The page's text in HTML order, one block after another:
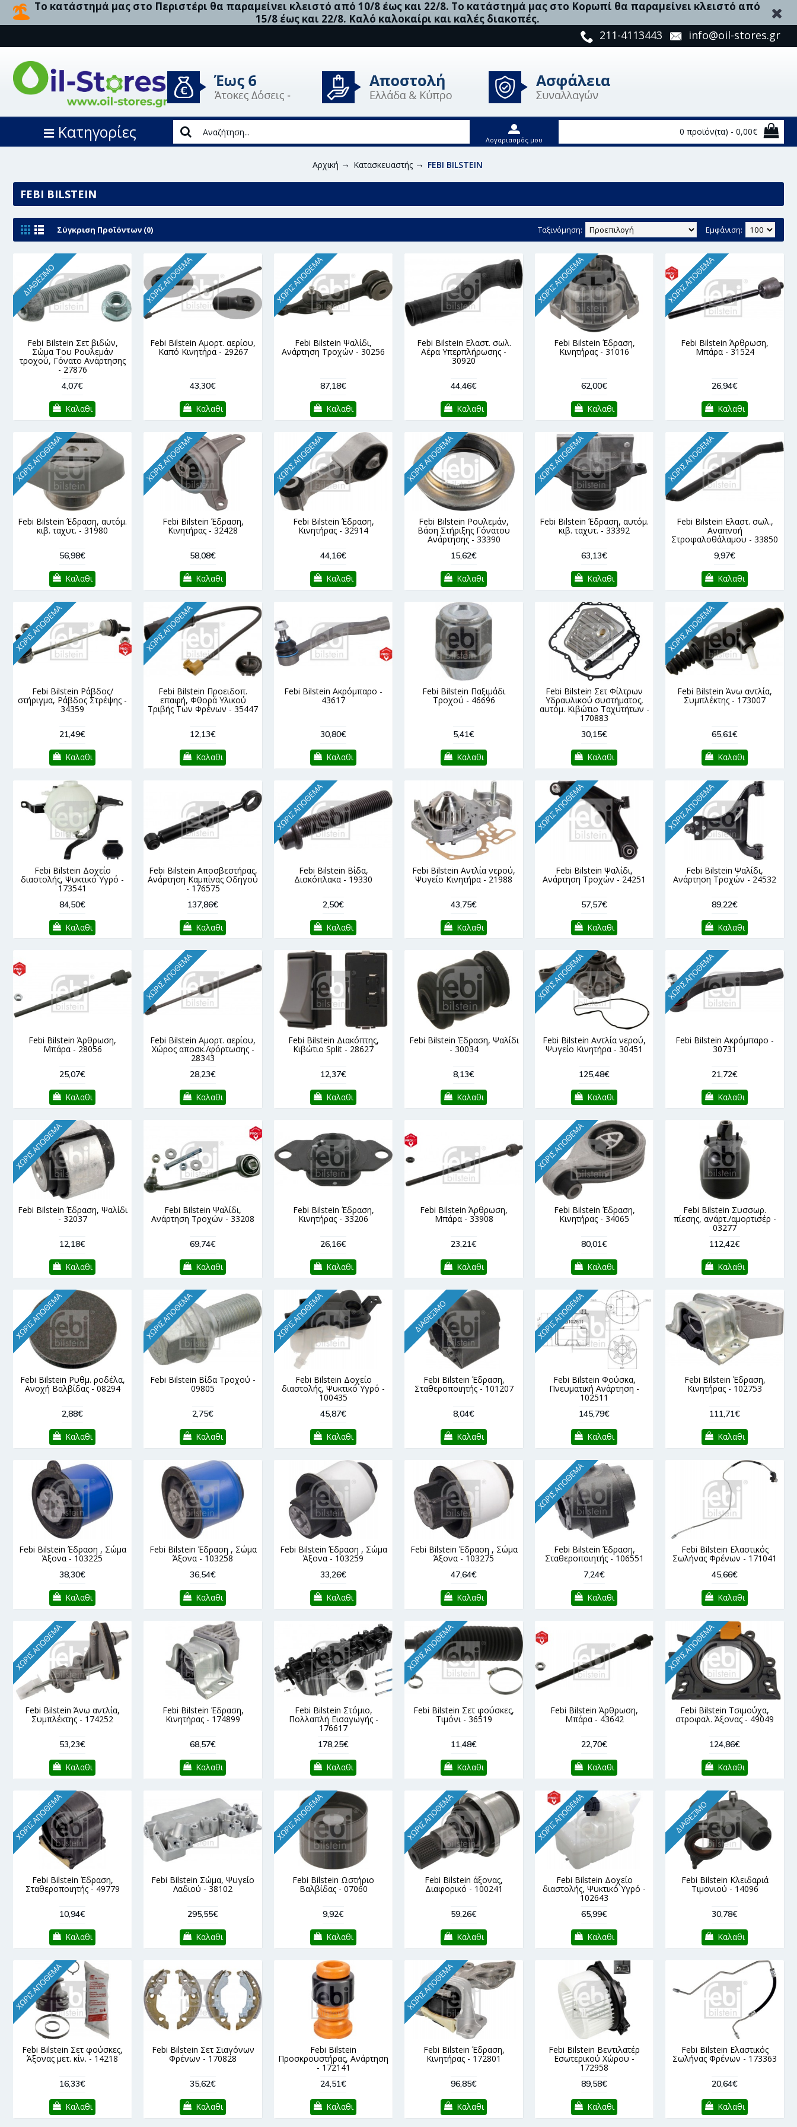
Το κατάστημά μας στο Περιστέρι θα παραμείνει κλειστό από 10/8 έως και 22/8. Το κατάστημά μας στο Κορωπί θα παραμείνει κλειστό από
15/8 έως και 22/8. Καλό καλοκαίρι και καλές διακοπές.
211-4113443 info@oil-stores.gr
Κατηγορίες Λογαριασμός μου
0 προϊόν(τα) - 0,00€
Αρχική Κατασκευαστής FEBI BILSTEIN
FEBI BILSTEIN
Σύγκριση Προϊόντων (0) Εμφάνιση:
Ταξινόμηση:
ΔΙΑΘΈΣΙΜΟ
Febi Bilstein Σετ βιδών,
Σώμα Του Ρουλεμάν
τροχού, Γόνατο Ανάρτησης
- 27876
4,07€
Καλαθι
ΧΩΡΊΣ ΑΠΌΘΕΜΑ
Febi Bilstein Αμορτ. αερίου,
Καπό Κινητήρα - 29267
43,30€
Καλαθι
ΧΩΡΊΣ ΑΠΌΘΕΜΑ
Febi Bilstein Ψαλίδι,
Ανάρτηση Τροχών - 30256
87,18€
Καλαθι
Febi Bilstein Ελαστ. σωλ.
Αέρα Υπερπλήρωσης -
30920
44,46€
Καλαθι
ΧΩΡΊΣ ΑΠΌΘΕΜΑ
Febi Bilstein Έδραση,
Κινητήρας - 31016
62,00€
Καλαθι
ΧΩΡΊΣ ΑΠΌΘΕΜΑ
Febi Bilstein Άρθρωση,
Μπάρα - 31524
26,94€
Καλαθι
ΧΩΡΊΣ ΑΠΌΘΕΜΑ
Febi Bilstein Έδραση, αυτόμ.
κιβ. ταχυτ. - 31980
56,98€
Καλαθι
ΧΩΡΊΣ ΑΠΌΘΕΜΑ
Febi Bilstein Έδραση,
Κινητήρας - 32428
58,08€
Καλαθι
ΧΩΡΊΣ ΑΠΌΘΕΜΑ
Febi Bilstein Έδραση,
Κινητήρας - 32914
44,16€
Καλαθι
ΧΩΡΊΣ ΑΠΌΘΕΜΑ
Febi Bilstein Ρουλεμάν,
Βάση Στήριξης Γόνατου
Ανάρτησης - 33390
15,62€
Καλαθι
ΧΩΡΊΣ ΑΠΌΘΕΜΑ
Febi Bilstein Έδραση, αυτόμ.
κιβ. ταχυτ. - 33392
63,13€
Καλαθι
ΧΩΡΊΣ ΑΠΌΘΕΜΑ
Febi Bilstein Ελαστ. σωλ.,
Αναπνοή
Στροφαλοθάλαμου - 33850
9,97€
Καλαθι
ΧΩΡΊΣ ΑΠΌΘΕΜΑ
Febi Bilstein Ράβδος/
στήριγμα, Ράβδος Στρέψης -
34359
21,49€
Καλαθι
ΧΩΡΊΣ ΑΠΌΘΕΜΑ
Febi Bilstein Προειδοπ.
επαφή, Φθορά Υλικού
Τριβής Των Φρένων - 35447
12,13€
Καλαθι
Febi Bilstein Ακρόμπαρο -
43617
30,80€
Καλαθι
Febi Bilstein Παξιμάδι
Τροχού - 46696
5,41€
Καλαθι
Febi Bilstein Σετ Φίλτρων
Υδραυλικού συστήματος,
αυτόμ. Κιβώτιο Ταχυτήτων -
170883
30,15€
Καλαθι
ΧΩΡΊΣ ΑΠΌΘΕΜΑ
Febi Bilstein Άνω αντλία,
Συμπλέκτης - 173007
65,61€
Καλαθι
Febi Bilstein Δοχείο
διαστολής, Ψυκτικό Υγρό -
173541
84,50€
Καλαθι
Febi Bilstein Αποσβεστήρας,
Ανάρτηση Καμπίνας Οδηγού
- 176575
137,86€
Καλαθι
ΧΩΡΊΣ ΑΠΌΘΕΜΑ
Febi Bilstein Βίδα,
Δισκόπλακα - 19330
2,50€
Καλαθι
Febi Bilstein Αντλία νερού,
Ψυγείο Κινητήρα - 21988
43,75€
Καλαθι
ΧΩΡΊΣ ΑΠΌΘΕΜΑ
Febi Bilstein Ψαλίδι,
Ανάρτηση Τροχών - 24251
57,57€
Καλαθι
ΧΩΡΊΣ ΑΠΌΘΕΜΑ
Febi Bilstein Ψαλίδι,
Ανάρτηση Τροχών - 24532
89,22€
Καλαθι
Febi Bilstein Άρθρωση,
Μπάρα - 28056
25,07€
Καλαθι
ΧΩΡΊΣ ΑΠΌΘΕΜΑ
Febi Bilstein Αμορτ. αερίου,
Χώρος αποσκ./φόρτωσης -
28343
28,23€
Καλαθι
Febi Bilstein Διακόπτης,
Κιβώτιο Split - 28627
12,37€
Καλαθι
Febi Bilstein Έδραση, Ψαλίδι
- 30034
8,13€
Καλαθι
ΧΩΡΊΣ ΑΠΌΘΕΜΑ
Febi Bilstein Αντλία νερού,
Ψυγείο Κινητήρα - 30451
125,48€
Καλαθι
ΧΩΡΊΣ ΑΠΌΘΕΜΑ
Febi Bilstein Ακρόμπαρο -
30731
21,72€
Καλαθι
ΧΩΡΊΣ ΑΠΌΘΕΜΑ
Febi Bilstein Έδραση, Ψαλίδι
- 32037
12,18€
Καλαθι
Febi Bilstein Ψαλίδι,
Ανάρτηση Τροχών - 33208
69,74€
Καλαθι
Febi Bilstein Έδραση,
Κινητήρας - 33206
26,16€
Καλαθι
Febi Bilstein Άρθρωση,
Μπάρα - 33908
23,21€
Καλαθι
ΧΩΡΊΣ ΑΠΌΘΕΜΑ
Febi Bilstein Έδραση,
Κινητήρας - 34065
80,01€
Καλαθι
Febi Bilstein Συσσωρ.
πίεσης, ανάρτ./αμορτισέρ -
03277
112,42€
Καλαθι
ΧΩΡΊΣ ΑΠΌΘΕΜΑ
Febi Bilstein Ρυθμ. ροδέλα,
Ανοχή Βαλβίδας - 08294
2,88€
Καλαθι
ΧΩΡΊΣ ΑΠΌΘΕΜΑ
Febi Bilstein Βίδα Τροχού -
09805
2,75€
Καλαθι
ΧΩΡΊΣ ΑΠΌΘΕΜΑ
Febi Bilstein Δοχείο
διαστολής, Ψυκτικό Υγρό -
100435
45,87€
Καλαθι
ΔΙΑΘΈΣΙΜΟ
Febi Bilstein Έδραση,
Σταθεροποιητής - 101207
8,04€
Καλαθι
ΧΩΡΊΣ ΑΠΌΘΕΜΑ
Febi Bilstein Φούσκα,
Πνευματική Ανάρτηση -
102511
145,79€
Καλαθι
Febi Bilstein Έδραση,
Κινητήρας - 102753
111,71€
Καλαθι
Febi Bilstein Έδραση , Σώμα
Άξονα - 103225
38,30€
Καλαθι
Febi Bilstein Έδραση , Σώμα
Άξονα - 103258
36,54€
Καλαθι
Febi Bilstein Έδραση , Σώμα
Άξονα - 103259
33,26€
Καλαθι
Febi Bilstein Έδραση , Σώμα
Άξονα - 103275
47,64€
Καλαθι
ΧΩΡΊΣ ΑΠΌΘΕΜΑ
Febi Bilstein Έδραση,
Σταθεροποιητής - 106551
7,24€
Καλαθι
Febi Bilstein Ελαστικός
Σωλήνας Φρένων - 171041
45,66€
Καλαθι
ΧΩΡΊΣ ΑΠΌΘΕΜΑ
Febi Bilstein Άνω αντλία,
Συμπλέκτης - 174252
53,23€
Καλαθι
Febi Bilstein Έδραση,
Κινητήρας - 174899
68,57€
Καλαθι
Febi Bilstein Στόμιο,
Πολλαπλή Εισαγωγής -
176617
178,25€
Καλαθι
ΧΩΡΊΣ ΑΠΌΘΕΜΑ
Febi Bilstein Σετ φούσκες,
Τιμόνι - 36519
11,48€
Καλαθι
Febi Bilstein Άρθρωση,
Μπάρα - 43642
22,70€
Καλαθι
ΧΩΡΊΣ ΑΠΌΘΕΜΑ
Febi Bilstein Τσιμούχα,
στροφαλ. Άξονας - 49049
124,86€
Καλαθι
ΧΩΡΊΣ ΑΠΌΘΕΜΑ
Febi Bilstein Έδραση,
Σταθεροποιητής - 49779
10,94€
Καλαθι
Febi Bilstein Σώμα, Ψυγείο
Λαδιού - 38102
295,55€
Καλαθι
ΧΩΡΊΣ ΑΠΌΘΕΜΑ
Febi Bilstein Ωστήριο
Βαλβίδας - 07060
9,92€
Καλαθι
ΧΩΡΊΣ ΑΠΌΘΕΜΑ
Febi Bilstein άξονας,
Διαφορικό - 100241
59,26€
Καλαθι
ΧΩΡΊΣ ΑΠΌΘΕΜΑ
Febi Bilstein Δοχείο
διαστολής, Ψυκτικό Υγρό -
102643
65,99€
Καλαθι
ΔΙΑΘΈΣΙΜΟ
Febi Bilstein Κλειδαριά
Τιμονιού - 14096
30,78€
Καλαθι
ΧΩΡΊΣ ΑΠΌΘΕΜΑ
Febi Bilstein Σετ φούσκες,
Άξονας μετ. κίν. - 14218
16,33€
Καλαθι
Febi Bilstein Σετ Σιαγόνων
Φρένων - 170828
35,62€
Καλαθι
Febi Bilstein
Προσκρουστήρας, Ανάρτηση
- 172141
24,51€
Καλαθι
ΧΩΡΊΣ ΑΠΌΘΕΜΑ
Febi Bilstein Έδραση,
Κινητήρας - 172801
96,85€
Καλαθι
Febi Bilstein Βεντιλατέρ
Εσωτερικού Χώρου -
172958
89,58€
Καλαθι
Febi Bilstein Ελαστικός
Σωλήνας Φρένων - 173363
20,64€
Καλαθι